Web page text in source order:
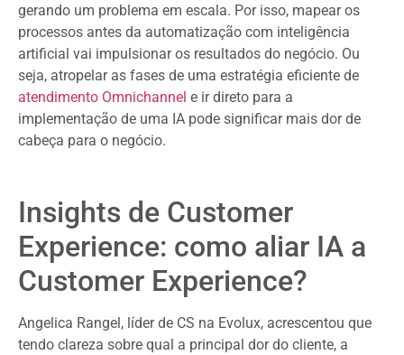
gerando um problema em escala. Por isso, mapear os
processos antes da automatização com inteligência
artificial vai impulsionar os resultados do negócio. Ou
seja, atropelar as fases de uma estratégia eficiente de
atendimento Omnichannel e ir direto para a
implementação de uma IA pode significar mais dor de
cabeça para o negócio.
Insights de Customer
Experience: como aliar IA a
Customer Experience?
Angelica Rangel, líder de CS na Evolux, acrescentou que
tendo clareza sobre qual a principal dor do cliente, a